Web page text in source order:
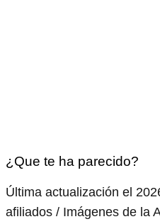
¿Que te ha parecido?
Última actualización el
afiliados / Imágenes de la